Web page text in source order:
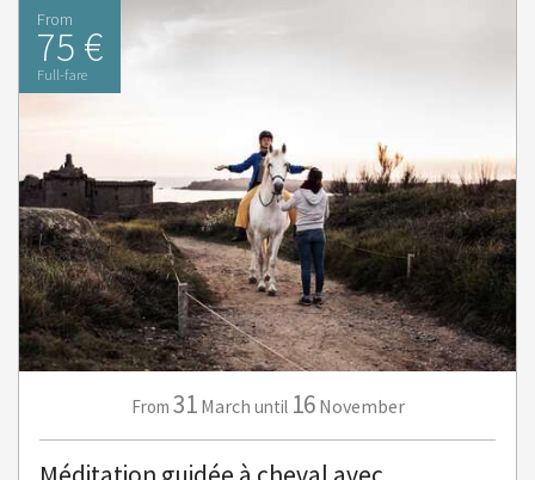
From
75 €
Full-fare
From 31 March until 16 November